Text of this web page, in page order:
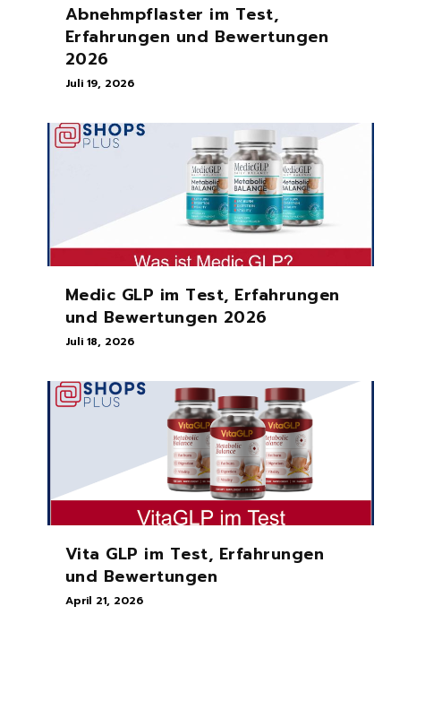
Abnehmpflaster im Test,
Erfahrungen und Bewertungen
2026
Juli 19, 2026
Medic GLP im Test, Erfahrungen
und Bewertungen 2026
Juli 18, 2026
Vita GLP im Test, Erfahrungen
und Bewertungen
April 21, 2026